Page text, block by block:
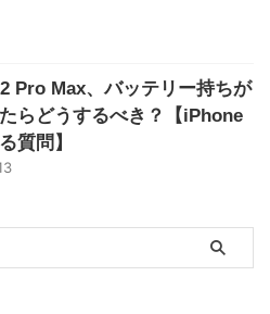
Pro Max、バッテリー持ちが
らどうするべき？【iPhone
質問】